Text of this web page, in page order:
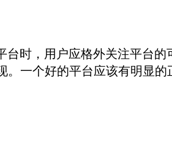
时，用户应格外关注平台的
一个好的平台应该有明显的